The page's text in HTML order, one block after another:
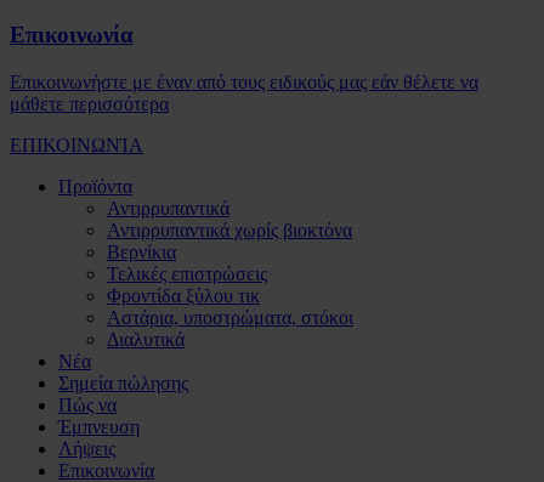
Επικοινωνία
Επικοινωνήστε με έναν από τους ειδικούς μας εάν θέλετε να
μάθετε περισσότερα
ΕΠΙΚΟΙΝΩΝΊΑ
Προϊόντα
Αντιρρυπαντικά
Αντιρρυπαντικά χωρίς βιοκτόνα
Βερνίκια
Τελικές επιστρώσεις
Φροντίδα ξύλου τικ
Αστάρια, υποστρώματα, στόκοι
Διαλυτικά
Νέα
Σημεία πώλησης
Πώς να
Έμπνευση
Λήψεις
Επικοινωνία